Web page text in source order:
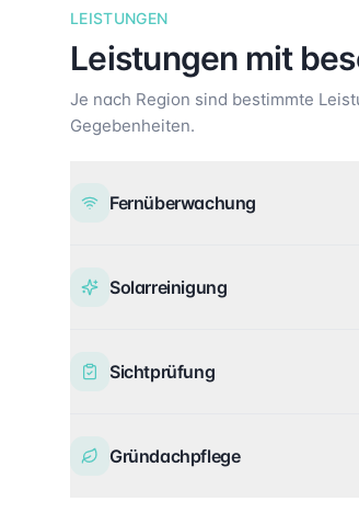
LEISTUNGEN
Leistungen mit
Je nach Region sind bestimmte
Gegebenheiten.
Fernüberwachung
Solarreinigung
Sichtprüfung
Gründachpflege